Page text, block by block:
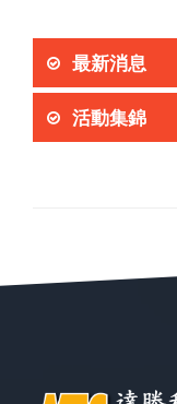
最新消息
活動集錦